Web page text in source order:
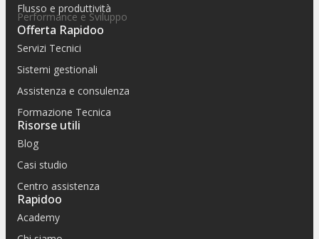
Flusso e produttività
Performance e Sviluppo
Offerta Rapidoo
Servizi Tecnici
Sistemi gestionali
Assistenza e consulenza
Formazione Tecnica
Risorse utili
Blog
Casi studio
Centro assistenza
Rapidoo
Academy